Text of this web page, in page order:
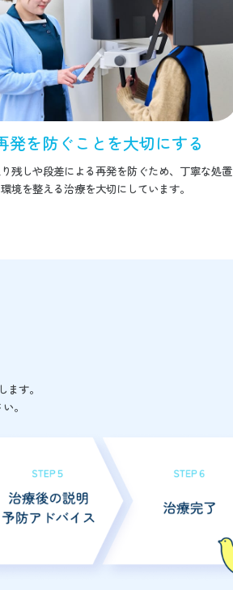
発を防ぐことを大切にする
残しや段差による再発を防ぐため、丁寧な処置
境を整える治療を大切にしています。
す。
。